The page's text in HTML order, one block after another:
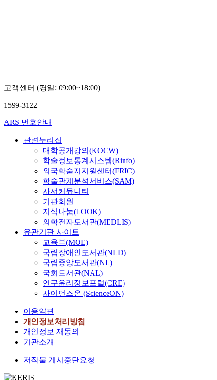
고객센터 (평일: 09:00~18:00)
1599-3122
ARS 번호안내
관련누리집
대학공개강의(KOCW)
학술정보통계시스템(Rinfo)
외국학술지지원센터(FRIC)
학술관계분석서비스(SAM)
사서커뮤니티
기관회원
지식나눔(LOOK)
의학전자도서관(MEDLIS)
유관기관 사이트
교육부(MOE)
국립장애인도서관(NLD)
국립중앙도서관(NL)
국회도서관(NAL)
연구윤리정보포털(CRE)
사이언스온 (ScienceON)
이용약관
개인정보처리방침
개인정보 재동의
기관소개
저작물 게시중단요청